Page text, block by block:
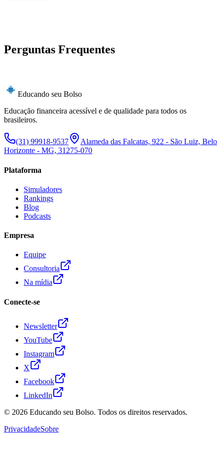
Perguntas Frequentes
Educando seu Bolso
Educação financeira acessível e de qualidade para todos os
brasileiros.
(31) 99918-9537
Alameda das Falcatas, 922 - São Luiz, Belo
Horizonte - MG, 31275-070
Plataforma
Simuladores
Rankings
Blog
Podcasts
Empresa
Equipe
Consultoria
Na mídia
Conecte-se
Newsletter
YouTube
Instagram
X
Facebook
LinkedIn
© 2026 Educando seu Bolso. Todos os direitos reservados.
PrivacidadeSobre